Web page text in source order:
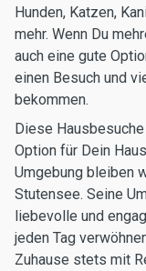
Hunden, Katzen,
mehr. Wenn Du
auch eine gute
einen Besuch und
bekommen.
Diese
Option für Dein
Umgebung bleiben
Stutensee. Seine
liebevolle und
jeden Tag
Zuhause stets mit